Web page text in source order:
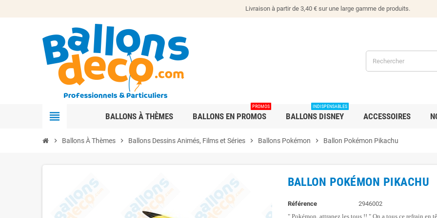
Livraison à partir de 3,40 € sur une large gamme de produits.
view_headline BALLONS À THÈMES BALLONS EN PROMOS
PROMOS
BALLONS DISNEY
INDISPENSABLES
ACCESSOIRES
chevron_right Ballons À Thèmes chevron_right Ballons Dessins Animés, Films et Séries chevron_right Ballons Pokémon chevron_right Ballon Pokémon Pikachu
BALLON POKÉMON PIKACHU
Référence
2946002
" Pokémon, attrapez les tous !! " On a tous ce refrain en